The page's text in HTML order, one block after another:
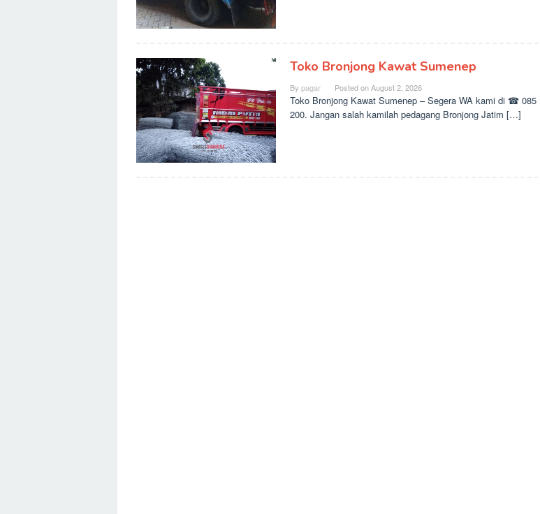
Toko Bronjong Kawat Sumenep
By pagar Posted onAugust 2, 2026
Toko Bronjong Kawat Sumenep – Segera WA kami di ☎ 085
200. Jangan salah kamilah pedagang Bronjong Jatim […]